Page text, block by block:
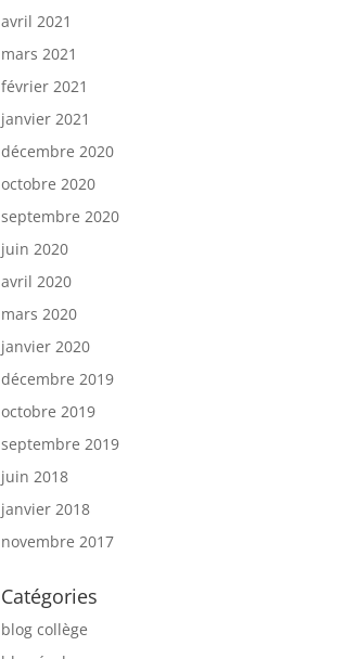
avril 2021
mars 2021
février 2021
janvier 2021
décembre 2020
octobre 2020
septembre 2020
juin 2020
avril 2020
mars 2020
janvier 2020
décembre 2019
octobre 2019
septembre 2019
juin 2018
janvier 2018
novembre 2017
Catégories
blog collège